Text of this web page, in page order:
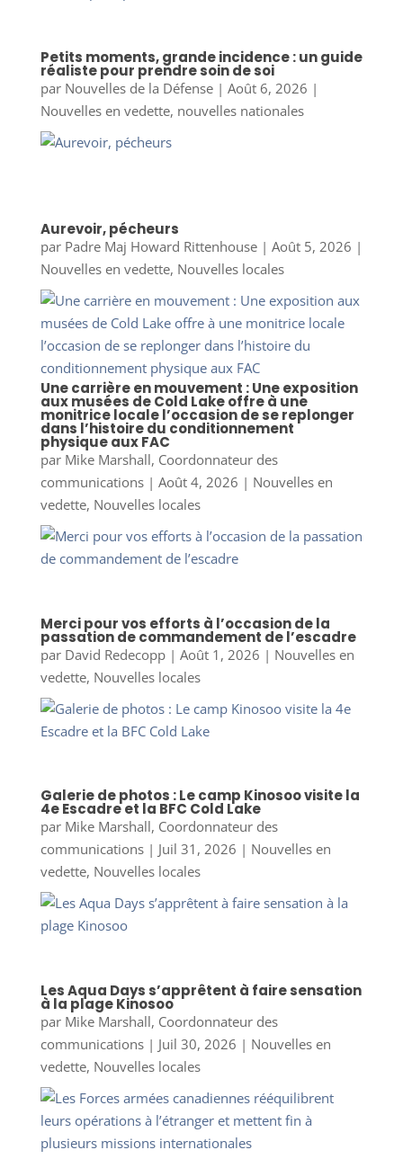
Petits moments, grande incidence : un guide
réaliste pour prendre soin de soi
par Nouvelles de la Défense| Août 6, 2026 |
Nouvelles en vedette, nouvelles nationales
Aurevoir, pécheurs
par Padre Maj Howard Rittenhouse| Août 5, 2026 |
Nouvelles en vedette, Nouvelles locales
Une carrière en mouvement : Une exposition
aux musées de Cold Lake offre à une
monitrice locale l’occasion de se replonger
dans l’histoire du conditionnement
physique aux FAC
par Mike Marshall, Coordonnateur des
communications| Août 4, 2026 | Nouvelles en
vedette, Nouvelles locales
Merci pour vos efforts à l’occasion de la
passation de commandement de l’escadre
par David Redecopp| Août 1, 2026 | Nouvelles en
vedette, Nouvelles locales
Galerie de photos : Le camp Kinosoo visite la
4e Escadre et la BFC Cold Lake
par Mike Marshall, Coordonnateur des
communications| Juil 31, 2026 | Nouvelles en
vedette, Nouvelles locales
Les Aqua Days s’apprêtent à faire sensation
à la plage Kinosoo
par Mike Marshall, Coordonnateur des
communications| Juil 30, 2026 | Nouvelles en
vedette, Nouvelles locales